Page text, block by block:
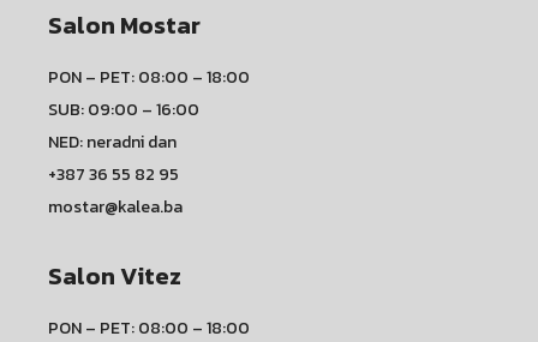
Salon Mostar
PON – PET: 08:00 – 18:00
SUB: 09:00 – 16:00
NED: neradni dan
+387 36 55 82 95
mostar@kalea.ba
Salon Vitez
PON – PET: 08:00 – 18:00